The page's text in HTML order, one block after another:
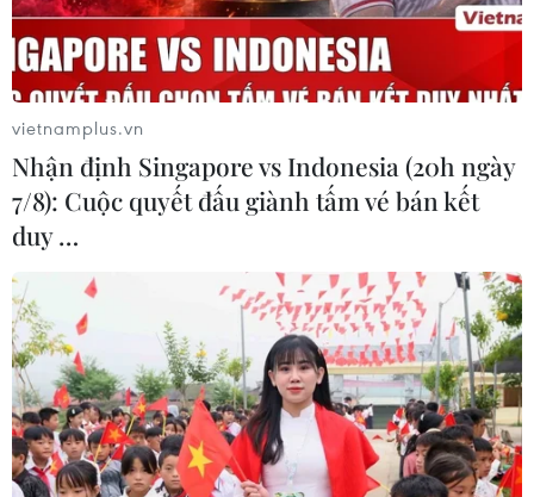
hơn với phong tục tốt đẹp của dân tộc, từ đó lan tỏa giá
trị văn hóa Việt Nam tới bạn bè quốc tế.
vietnamplus.vn
Nhận định Singapore vs Indonesia (20h ngày
7/8): Cuộc quyết đấu giành tấm vé bán kết
duy …